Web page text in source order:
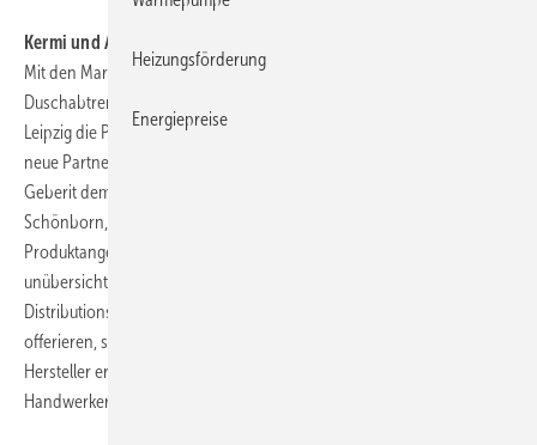
Kermi und Arbonia sind neue Partner
Mit den Marken
Kermi(Heiztechnikprodukte und
Duschabtrennungen) und
Leipzig die Partnerverträge unterzeichneten, stellte der ZVSHK zwei
neue Partner vor. Schon im Laufe des Jahres waren Zehnder und
Geberit dem Qualitäts- und Leistungsbündnis beigetreten. Dr. Roger
Schönborn, Geschäftsführer von Kermi und Arbonia zum Beitritt. „Das
Produktangebot unseres Marktes ist in den letzten Jahren immer
unübersichtlicher geworden; sei es, weil sich über neue
Distributionskanäle wie das Internet weitere Einkaufsquellen
offerieren, sei es, weil das Angebotsspektrum, bei dem kein namhafter
Hersteller erkennbar ist, offenbar wächst. Hier bieten die
Handwerkermarken eine klare Orientierungshilfe.“
Heizungsförderung
Energiepreise